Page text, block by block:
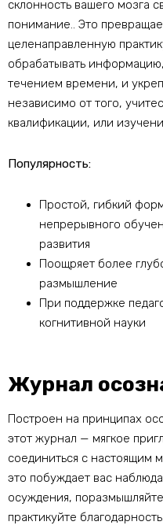
склонность вашего мозга
понимание.. Это
целенаправленную
обрабатывать
течением времени, и
независимо от того,
квалификации, или
Популярность:
Простой, гибкий
непрерывного
развития
Поощряет более
размышление
При поддержке
когнитивной науки
Журнал
Построен на принципах
этот журнал — мягкое
соединиться с настоящим
это побуждает вас
осуждения,
практикуйте